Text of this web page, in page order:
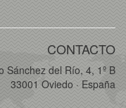
CONTACTO
Sánchez del Río, 4, 1º B
33001 Oviedo · España